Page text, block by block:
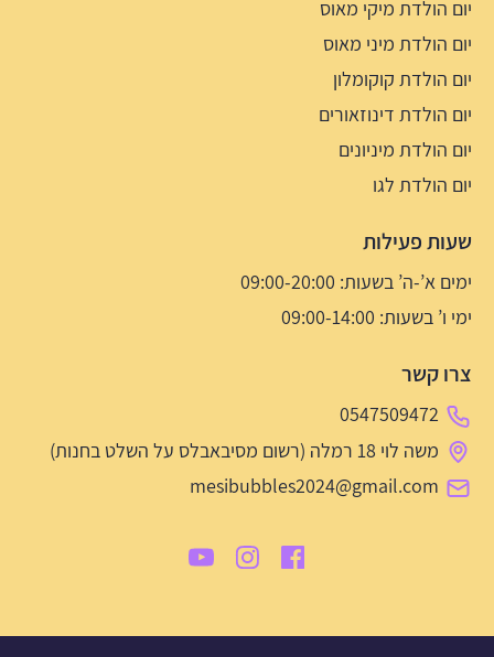
יום הולדת מיקי מאוס
יום הולדת מיני מאוס
יום הולדת קוקומלון
יום הולדת דינוזאורים
יום הולדת מיניונים
יום הולדת לגו
שעות פעילות
ימים א’-ה’ בשעות: 09:00-20:00
ימי ו’ בשעות: 09:00-14:00
צרו קשר
0547509472
משה לוי 18 רמלה (רשום מסיבאבלס על השלט בחנות)
mesibubbles2024@gmail.com